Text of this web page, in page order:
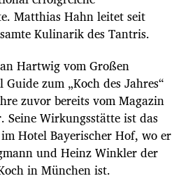
Matthias Hahn leitet seit
Kulinarik des Tantris.
Hartwig vom Großen
zum „Koch des Jahres“
zuvor bereits vom Magazin
Seine Wirkungsstätte ist das
Hotel Bayerischer Hof, wo er
und Heinz Winkler der
in München ist.